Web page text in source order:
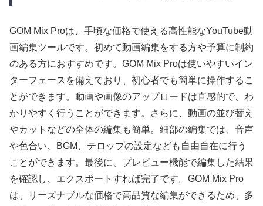
GOM Mix Proは、手頃な価格で使える高性能なYouTube動
画編集ツールです。初めて動画編集をする方や予算に制約
のある方におすすめです。GOM Mix Proは使いやすいイン
ターフェースを備えており、初心者でも簡単に操作するこ
とができます。動画や画像のアップロードは直感的で、わ
かりやすく行うことができます。さらに、動画の並び替え
やカットなどの全体の編集も簡単。細部の編集では、音声
や色合い、BGM、テロップの設定なども自由自在に行う
ことができます。最後に、プレビュー機能で編集した結果
を確認し、エクスポートすれば完了です。GOM Mix Pro
は、リーズナブルな価格で高品質な編集ができるため、多